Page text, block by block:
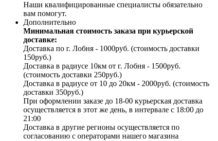
Наши квалифицированные специалисты обязательно
вам помогут.
Дополнительно
Минимальная стоимость заказа при курьерской
доставке:
Доставка по г. Лобня - 1000руб. (стоимость доставки
150руб.)
Доставка в радиусе 10км от г. Лобня - 1500руб.
(стоимость доставки 250руб.)
Доставка в радиусе от 10 до 20км - 2000руб. (стоимость
доставки 350руб.)
При оформлении заказе до 18-00 курьерская доставка
осуществляется в этот же день, в интервале с 18:00 до
21:00
Доставка в другие регионы осуществляется по
согласованию с операторами нашего магазина